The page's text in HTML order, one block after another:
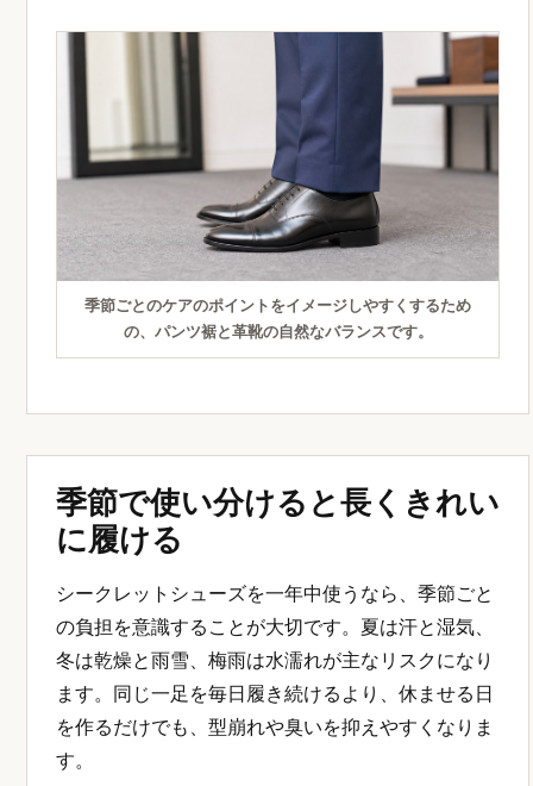
季節ごとのケアのポイントをイメージしやすくするため
の、パンツ裾と革靴の自然なバランスです。
季節で使い分けると長くきれい
に履ける
シークレットシューズを一年中使うなら、季節ごと
の負担を意識することが大切です。夏は汗と湿気、
冬は乾燥と雨雪、梅雨は水濡れが主なリスクになり
ます。同じ一足を毎日履き続けるより、休ませる日
を作るだけでも、型崩れや臭いを抑えやすくなりま
す。